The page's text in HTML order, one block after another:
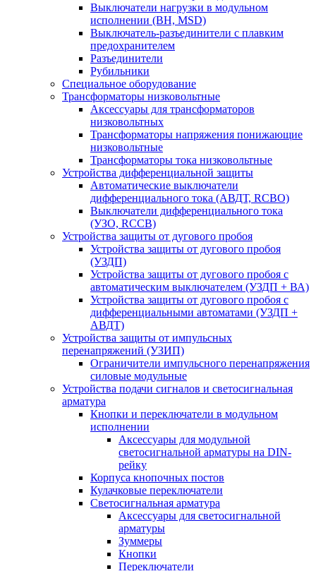
Выключатели нагрузки в модульном
исполнении (ВН, MSD)
Выключатель-разъединители с плавким
предохранителем
Разъединители
Рубильники
Специальное оборудование
Трансформаторы низковольтные
Аксессуары для трансформаторов
низковольтных
Трансформаторы напряжения понижающие
низковольтные
Трансформаторы тока низковольтные
Устройства дифференциальной защиты
Автоматические выключатели
дифференциального тока (АВДТ, RCBO)
Выключатели дифференциального тока
(УЗО, RCCB)
Устройства защиты от дугового пробоя
Устройства защиты от дугового пробоя
(УЗДП)
Устройства защиты от дугового пробоя с
автоматическим выключателем (УЗДП + ВА)
Устройства защиты от дугового пробоя с
дифференциальными автоматами (УЗДП +
АВДТ)
Устройства защиты от импульсных
перенапряжений (УЗИП)
Ограничители импульсного перенапряжения
силовые модульные
Устройства подачи сигналов и светосигнальная
арматура
Кнопки и переключатели в модульном
исполнении
Аксессуары для модульной
светосигнальной арматуры на DIN-
рейку
Корпуса кнопочных постов
Кулачковые переключатели
Светосигнальная арматура
Аксессуары для светосигнальной
арматуры
Зуммеры
Кнопки
Переключатели